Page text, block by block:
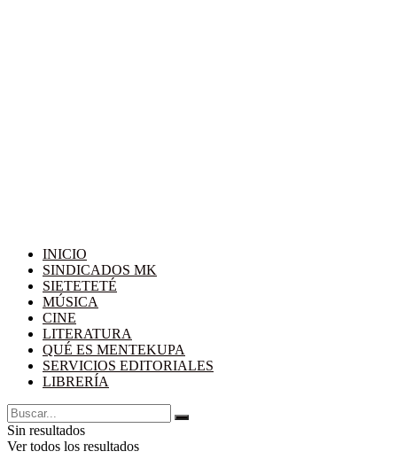
INICIO
SINDICADOS MK
SIETETETÉ
MÚSICA
CINE
LITERATURA
QUÉ ES MENTEKUPA
SERVICIOS EDITORIALES
LIBRERÍA
Sin resultados
Ver todos los resultados